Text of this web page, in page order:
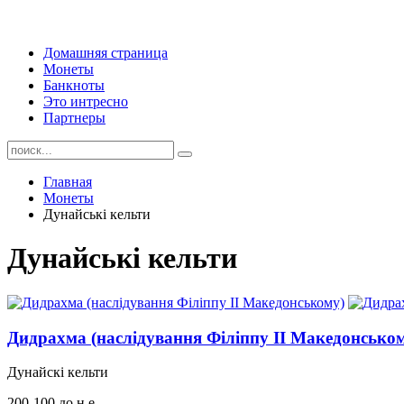
Домашняя страница
Монеты
Банкноты
Это интресно
Партнеры
Главная
Монеты
Дунайські кельти
Дунайські кельти
Дидрахма (наслідування Філіппу II
Дунайскі кельти